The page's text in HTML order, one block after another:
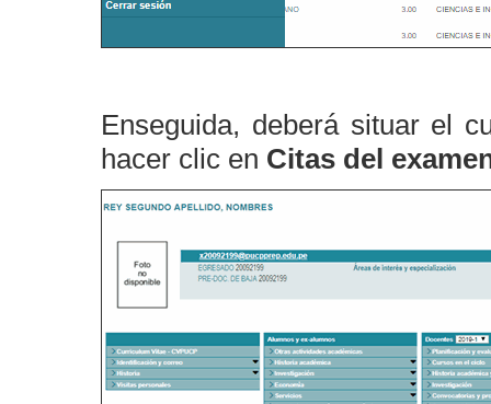
Enseguida, deberá situar el
hacer clic en Citas del